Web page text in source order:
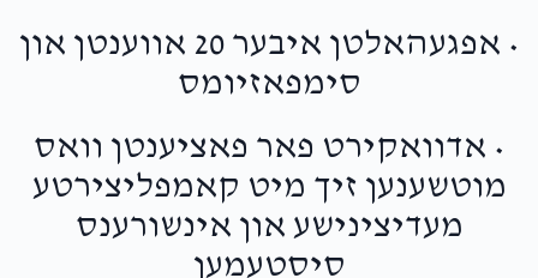
Donated Goal Donors
Berel Landau
Donated
$3,600
Goal Donors
• אפגעהאלטן איבער 20 אווענטן און
סימפאזיומס
• אדוואקירט פאר פאציענטן וואס
מוטשענען זיך מיט קאמפליצירטע
מעדיצינישע און אינשורענס
סיסטעמען